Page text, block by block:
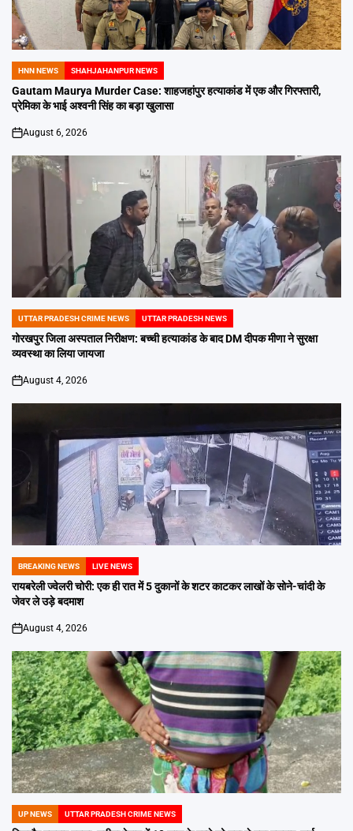
POSTED
IN
HNN NEWS SHAHJAHANPUR NEWS
Gautam Maurya Murder Case: शाहजहांपुर हत्याकांड में एक और गिरफ्तारी,
प्रेमिका के भाई अश्वनी सिंह का बड़ा खुलासा
on
August 6, 2026
POSTED
IN
UTTAR PRADESH CRIME NEWS UTTAR PRADESH NEWS
गोरखपुर जिला अस्पताल निरीक्षण: बच्ची हत्याकांड के बाद DM दीपक मीणा ने सुरक्षा
व्यवस्था का लिया जायजा
on
August 4, 2026
POSTED
IN
BREAKING NEWS LIVE NEWS
रायबरेली ज्वेलरी चोरी: एक ही रात में 5 दुकानों के शटर काटकर लाखों के सोने-चांदी के
जेवर ले उड़े बदमाश
on
August 4, 2026
POSTED
UP NEWS UTTAR PRADESH CRIME NEWS